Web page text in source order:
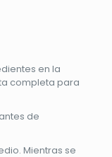
en la
completa para
de
Mientras se